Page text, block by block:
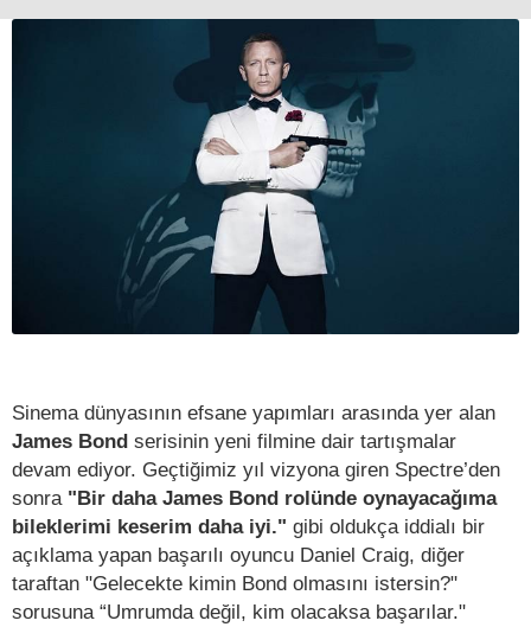
Sinema dünyasının efsane yapımları arasında yer alan
James Bond serisinin yeni filmine dair tartışmalar
devam ediyor. Geçtiğimiz yıl vizyona giren Spectre’den
sonra "Bir daha James Bond rolünde oynayacağıma
bileklerimi keserim daha iyi." gibi oldukça iddialı bir
açıklama yapan başarılı oyuncu Daniel Craig, diğer
taraftan "Gelecekte kimin Bond olmasını istersin?"
sorusuna “Umrumda değil, kim olacaksa başarılar."